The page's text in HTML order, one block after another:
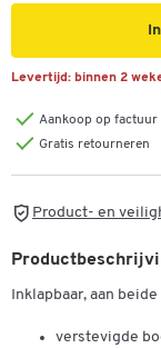
Levertijd: binnen 2
Aankoop op factuur
Gratis retourneren
Product- en
Inklapbaar, aan
verstevigde